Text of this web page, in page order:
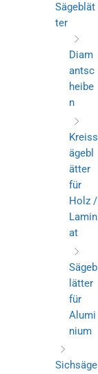
Sägeblät
ter
Diam
antsc
heibe
n
Kreiss
ägebl
ätter
für
Holz /
Lamin
at
Sägeb
lätter
für
Alumi
nium
Sichsäge